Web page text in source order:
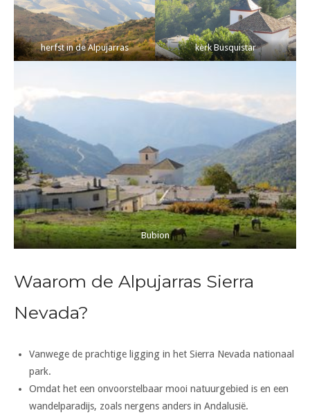
herfst in de Alpujarras kerk Busquistar
Bubion
Waarom de Alpujarras Sierra
Nevada?
Vanwege de prachtige ligging in het Sierra Nevada nationaal
park.
Omdat het een onvoorstelbaar mooi natuurgebied is en een
wandelparadijs, zoals nergens anders in Andalusië.